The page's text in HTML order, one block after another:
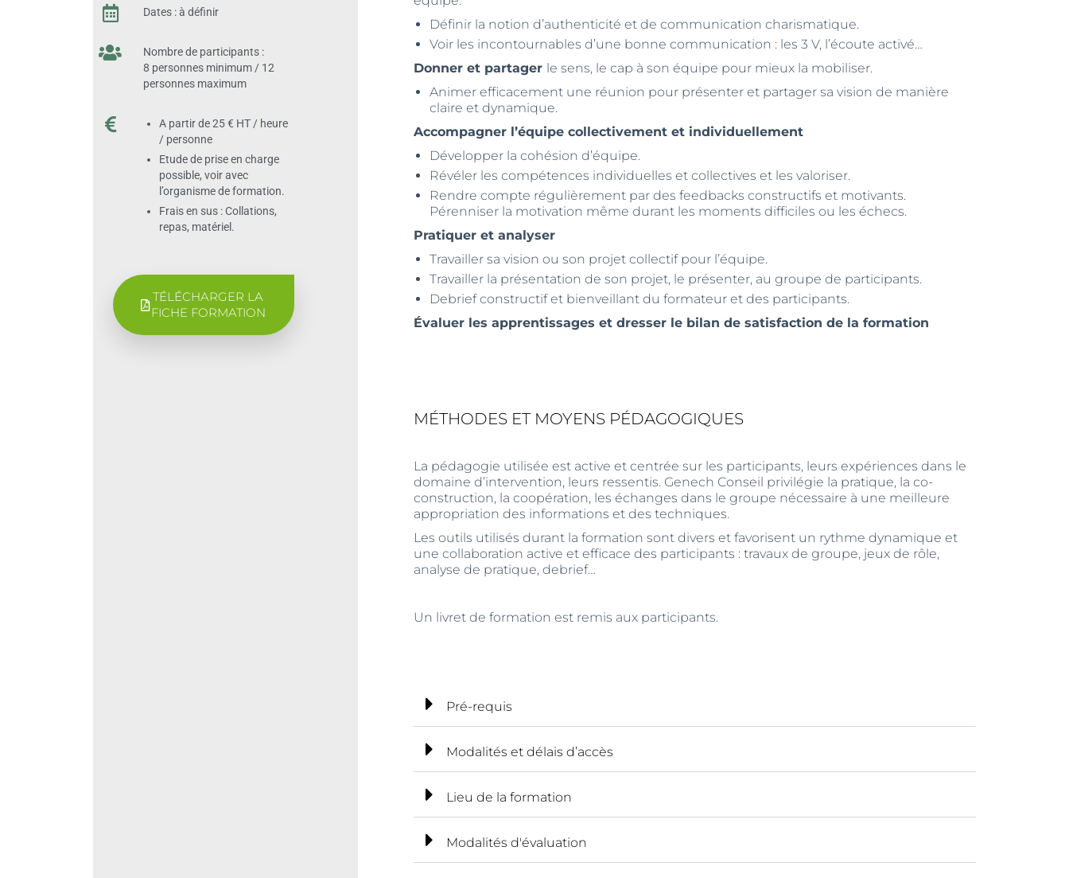
Dates : à définir
Nombre de participants :
8 personnes minimum / 12
personnes maximum
A partir de 25 € HT / heure
/ personne
Etude de prise en charge
possible, voir avec
l’organisme de formation.
Frais en sus : Collations,
repas, matériel.
TÉLÉCHARGER LA
FICHE FORMATION
Définir la notion d’authenticité et de communication charismatique.
Voir les incontournables d’une bonne communication : les 3 V, l’écoute activé…
Donner et partager le sens, le cap à son équipe pour mieux la mobiliser.
Animer efficacement une réunion pour présenter et partager sa vision de manière
claire et dynamique.
Accompagner l’équipe collectivement et individuellement
Développer la cohésion d’équipe.
Révéler les compétences individuelles et collectives et les valoriser.
Rendre compte régulièrement par des feedbacks constructifs et motivants.
Pérenniser la motivation même durant les moments difficiles ou les échecs.
Pratiquer et analyser
Travailler sa vision ou son projet collectif pour l’équipe.
Travailler la présentation de son projet, le présenter, au groupe de participants.
Debrief constructif et bienveillant du formateur et des participants.
Évaluer les apprentissages et dresser le bilan de satisfaction de la formation
MÉTHODES ET MOYENS PÉDAGOGIQUES
La pédagogie utilisée est active et centrée sur les participants, leurs expériences dans le
domaine d’intervention, leurs ressentis. Genech Conseil privilégie la pratique, la co-
construction, la coopération, les échanges dans le groupe nécessaire à une meilleure
appropriation des informations et des techniques.
Les outils utilisés durant la formation sont divers et favorisent un rythme dynamique et
une collaboration active et efficace des participants : travaux de groupe, jeux de rôle,
analyse de pratique, debrief…
Un livret de formation est remis aux participants.
Pré-requis
Modalités et délais d’accès
Lieu de la formation
Modalités d'évaluation